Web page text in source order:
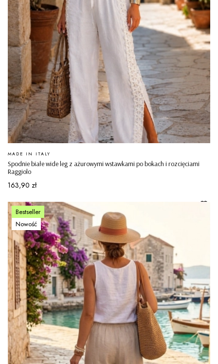
Spodnie białe wide leg z ażurowymi wstawkami po bokach i rozcięciami
Raggiolo
PRODUCENT
MADE IN ITALY
Cena
163,90 zł
Bestseller
Nowość